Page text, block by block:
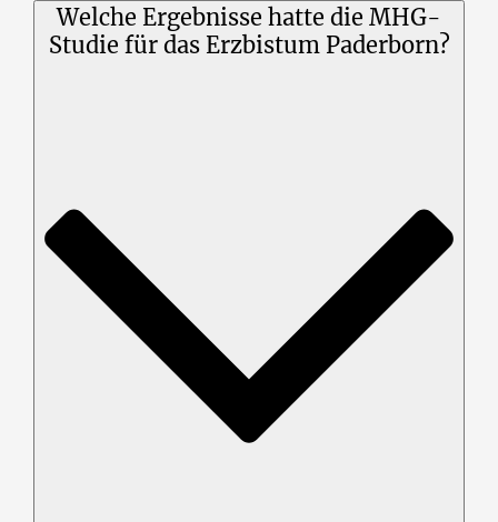
Welche Ergebnisse hatte die MHG-
Studie für das Erzbistum Paderborn?